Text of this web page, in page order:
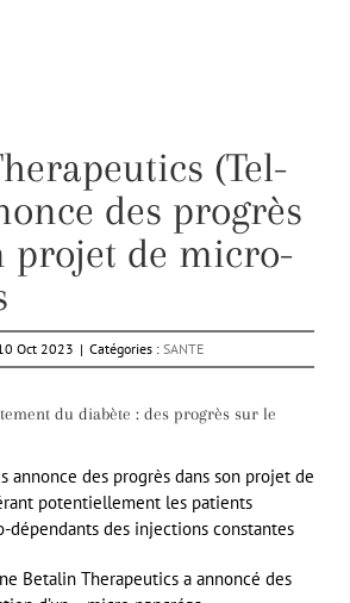
(Tel-
des progrès
projet de micro-
Oct 2023 | Catégories : SANTE
du diabète : des progrès sur le
annonce des progrès dans son projet de
potentiellement les patients
dépendants des injections constantes
Betalin Therapeutics a annoncé des